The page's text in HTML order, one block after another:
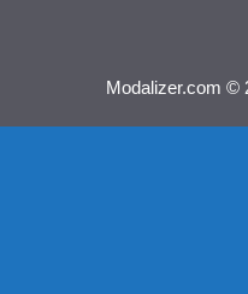
Modalizer.com ©